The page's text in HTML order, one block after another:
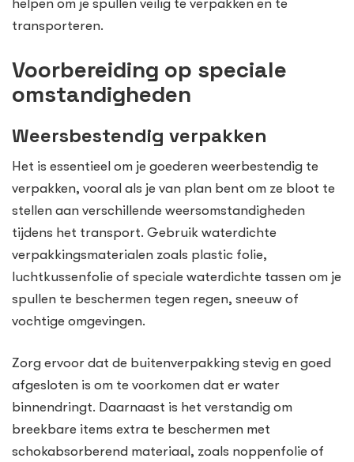
helpen om je spullen veilig te verpakken en te
transporteren.
Voorbereiding op speciale
omstandigheden
Weersbestendig verpakken
Het is essentieel om je goederen weerbestendig te
verpakken, vooral als je van plan bent om ze bloot te
stellen aan verschillende weersomstandigheden
tijdens het transport. Gebruik waterdichte
verpakkingsmaterialen zoals plastic folie,
luchtkussenfolie of speciale waterdichte tassen om je
spullen te beschermen tegen regen, sneeuw of
vochtige omgevingen.
Zorg ervoor dat de buitenverpakking stevig en goed
afgesloten is om te voorkomen dat er water
binnendringt. Daarnaast is het verstandig om
breekbare items extra te beschermen met
schokabsorberend materiaal, zoals noppenfolie of